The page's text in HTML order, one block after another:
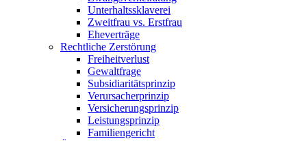
Unterhaltssklaverei
Zweitfrau vs. Erstfrau
Eheverträge
Rechtliche Zerstörung
Freiheitverlust
Gewaltfrage
Subsidiaritätsprinzip
Verursacherprinzip
Versicherungsprinzip
Leistungsprinzip
Familiengericht